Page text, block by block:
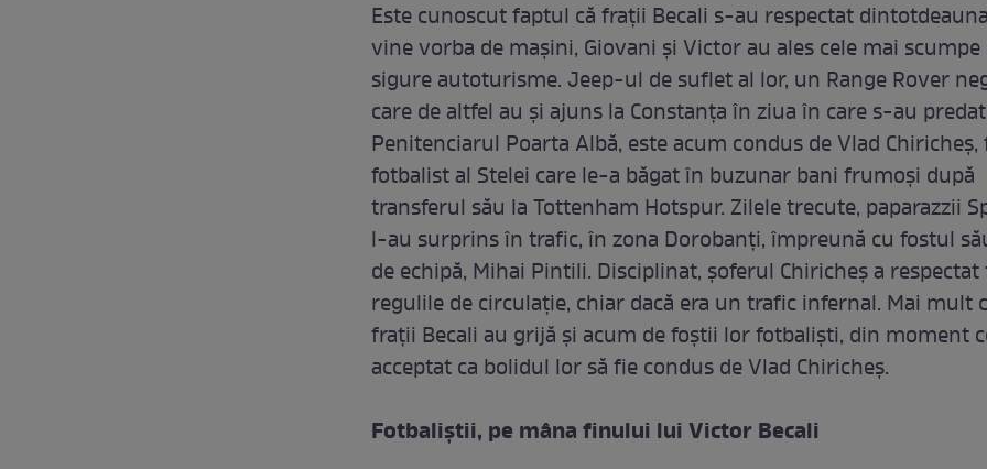
Este cunoscut faptul că fraţii Becali s-au respectat
vine vorba de maşini, Giovani şi Victor au ales cele mai
sigure autoturisme. Jeep-ul de suflet al lor, un Range Rover
care de altfel au şi ajuns la Constanţa în ziua în care s-au
Penitenciarul Poarta Albă, este acum condus de Vlad
fotbalist al Stelei care le-a băgat în buzunar bani frumoşi după
transferul său la Tottenham Hotspur. Zilele trecute, paparazzii
l-au surprins în trafic, în zona Dorobanţi, împreună cu fostul
de echipă, Mihai Pintili. Disciplinat, şoferul Chiricheş a
regulile de circulaţie, chiar dacă era un trafic infernal. Mai mult
fraţii Becali au grijă şi acum de foştii lor fotbalişti, din moment
acceptat ca bolidul lor să fie condus de Vlad Chiricheş.
Fotbaliştii, pe mâna finului lui Victor Becali